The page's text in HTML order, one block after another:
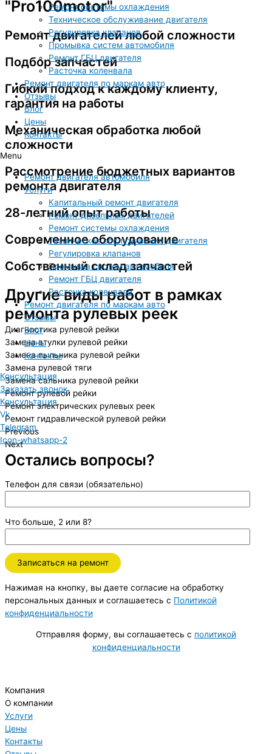
Ремонт системы охлаждения
Техническое обслуживание двигателя
Регулировка клапанов
Промывка систем автомобиля
Ремонт ГБЦ двигателя
Расточка коленвала
Ремонт двигателя по маркам авто
Отзывы
Блог
Цены
Контакты
Menu
Ремонт двигателя автомобиля
Услуги
Капитальный ремонт двигателя
Ремонт дизельных двигателей
Ремонт системы охлаждения
Техническое обслуживание двигателя
Регулировка клапанов
Промывка систем автомобиля
Ремонт ГБЦ двигателя
Расточка коленвала
Ремонт двигателя по маркам авто
Отзывы
Блог
Цены
Контакты
Консультация
Заказать звонок
Консультация
Vk
Telegram
Icon-whatsapp-2
"Pro100motor"
Ремонт двигателей любой сложности
Подбор запчастей
Гибкий подход к каждому клиенту,
гарантия на работы
Механическая обработка любой
сложности
Рассмотрение бюджетных вариантов
ремонта двигателя
28-летний опыт работы
Современное оборудование
Собственный склад запчастей
Другие виды работ в рамках
ремонта рулевых реек
Диагностика рулевой рейки
Замена втулки рулевой рейки
Замена пыльника рулевой рейки
Замена рулевой тяги
Замена сальника рулевой рейки
Ремонт рулевой рейки
Ремонт электрических рулевых реек
Ремонт гидравлической рулевой рейки
Previous
Next
Остались вопросы?
Телефон для связи (обязательно)
Что больше, 2 или 8?
Нажимая на кнопку, вы даете согласие на обработку
персональных данных и соглашаетесь c Политикой
конфиденциальности
Отправляя форму, вы соглашаетесь с политикой
конфиденциальности
Компания
О компании
Услуги
Цены
Контакты